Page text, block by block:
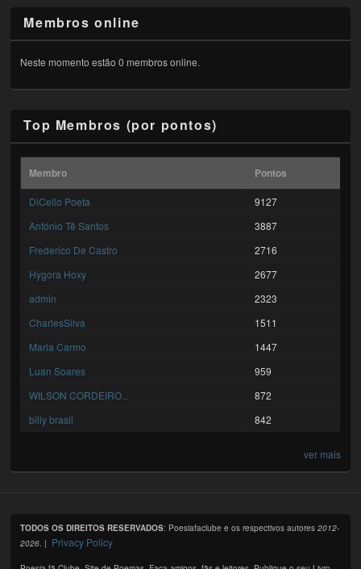
Membros online
Neste momento estão 0 membros online.
Top Membros (por pontos)
Membro Pontos
DiCello Poeta
9127
António Tê Santos
3887
Frederico De Castro
2716
Hygora Hoxy
2677
admin
2323
CharlesSilva
1511
Maria Carmo
1447
Luan Soares
959
WILSON CORDEIRO...
872
billy brasil
842
ver mais
TODOS OS DIREITOS RESERVADOS: Poesiafaclube e os respectivos autores2012-
2026 . | Privacy Policy